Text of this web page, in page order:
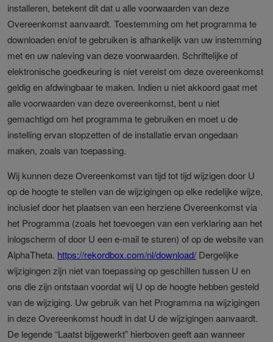
installeren, betekent dit dat u alle voorwaarden van deze
Overeenkomst aanvaardt. Toestemming om het programma te
downloaden en/of te gebruiken is afhankelijk van uw instemming
met en uw naleving van deze voorwaarden. Schriftelijke of
elektronische goedkeuring is niet vereist om deze overeenkomst
geldig en afdwingbaar te maken. Indien u niet akkoord gaat met
alle voorwaarden van deze overeenkomst, bent u niet
gemachtigd om het programma te gebruiken en moet u de
instelling ervan stopzetten of de installatie ervan ongedaan
maken, zoals van toepassing.
Wij kunnen deze Overeenkomst van tijd tot tijd wijzigen door U
op de hoogte te stellen van de wijzigingen op elke redelijke wijze,
inclusief door het plaatsen van een herziene Overeenkomst via
het Programma (zoals het toevoegen van een verklaring aan het
inlogscherm of door U een e-mail te sturen) of op de website van
AlphaTheta. https://rekordbox.com/nl/download/ Dergelijke
wijzigingen zijn niet van toepassing op geschillen tussen U en
ons die zijn ontstaan voordat wij U op de hoogte hebben gesteld
van de wijziging. Uw gebruik van het Programma na wijzigingen
in deze Overeenkomst houdt in dat U de wijzigingen aanvaardt.
De legende “Laatst bijgewerkt” hierboven geeft aan wanneer